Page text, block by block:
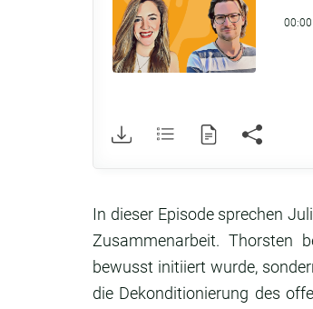
00:00
In dieser Episode sprechen
Zusammenarbeit. Thorsten
bewusst initiiert wurde,
die Dekonditionierung des